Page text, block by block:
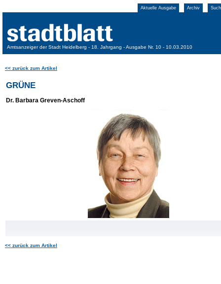
Aktuelle Ausgabe Archiv
Amtsanzeiger der Stadt Heidelberg - 18. Jahrgang - Ausgabe Nr. 10 - 10.03.2010
<< zurück zum Artikel
GRÜNE
Dr. Barbara Greven-Aschoff
<< zurück zum Artikel